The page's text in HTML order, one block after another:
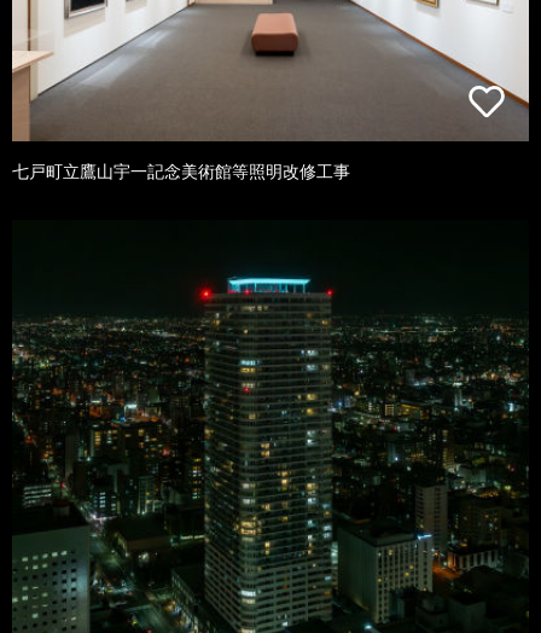
七戸町立鷹山宇一記念美術館等照明改修工事